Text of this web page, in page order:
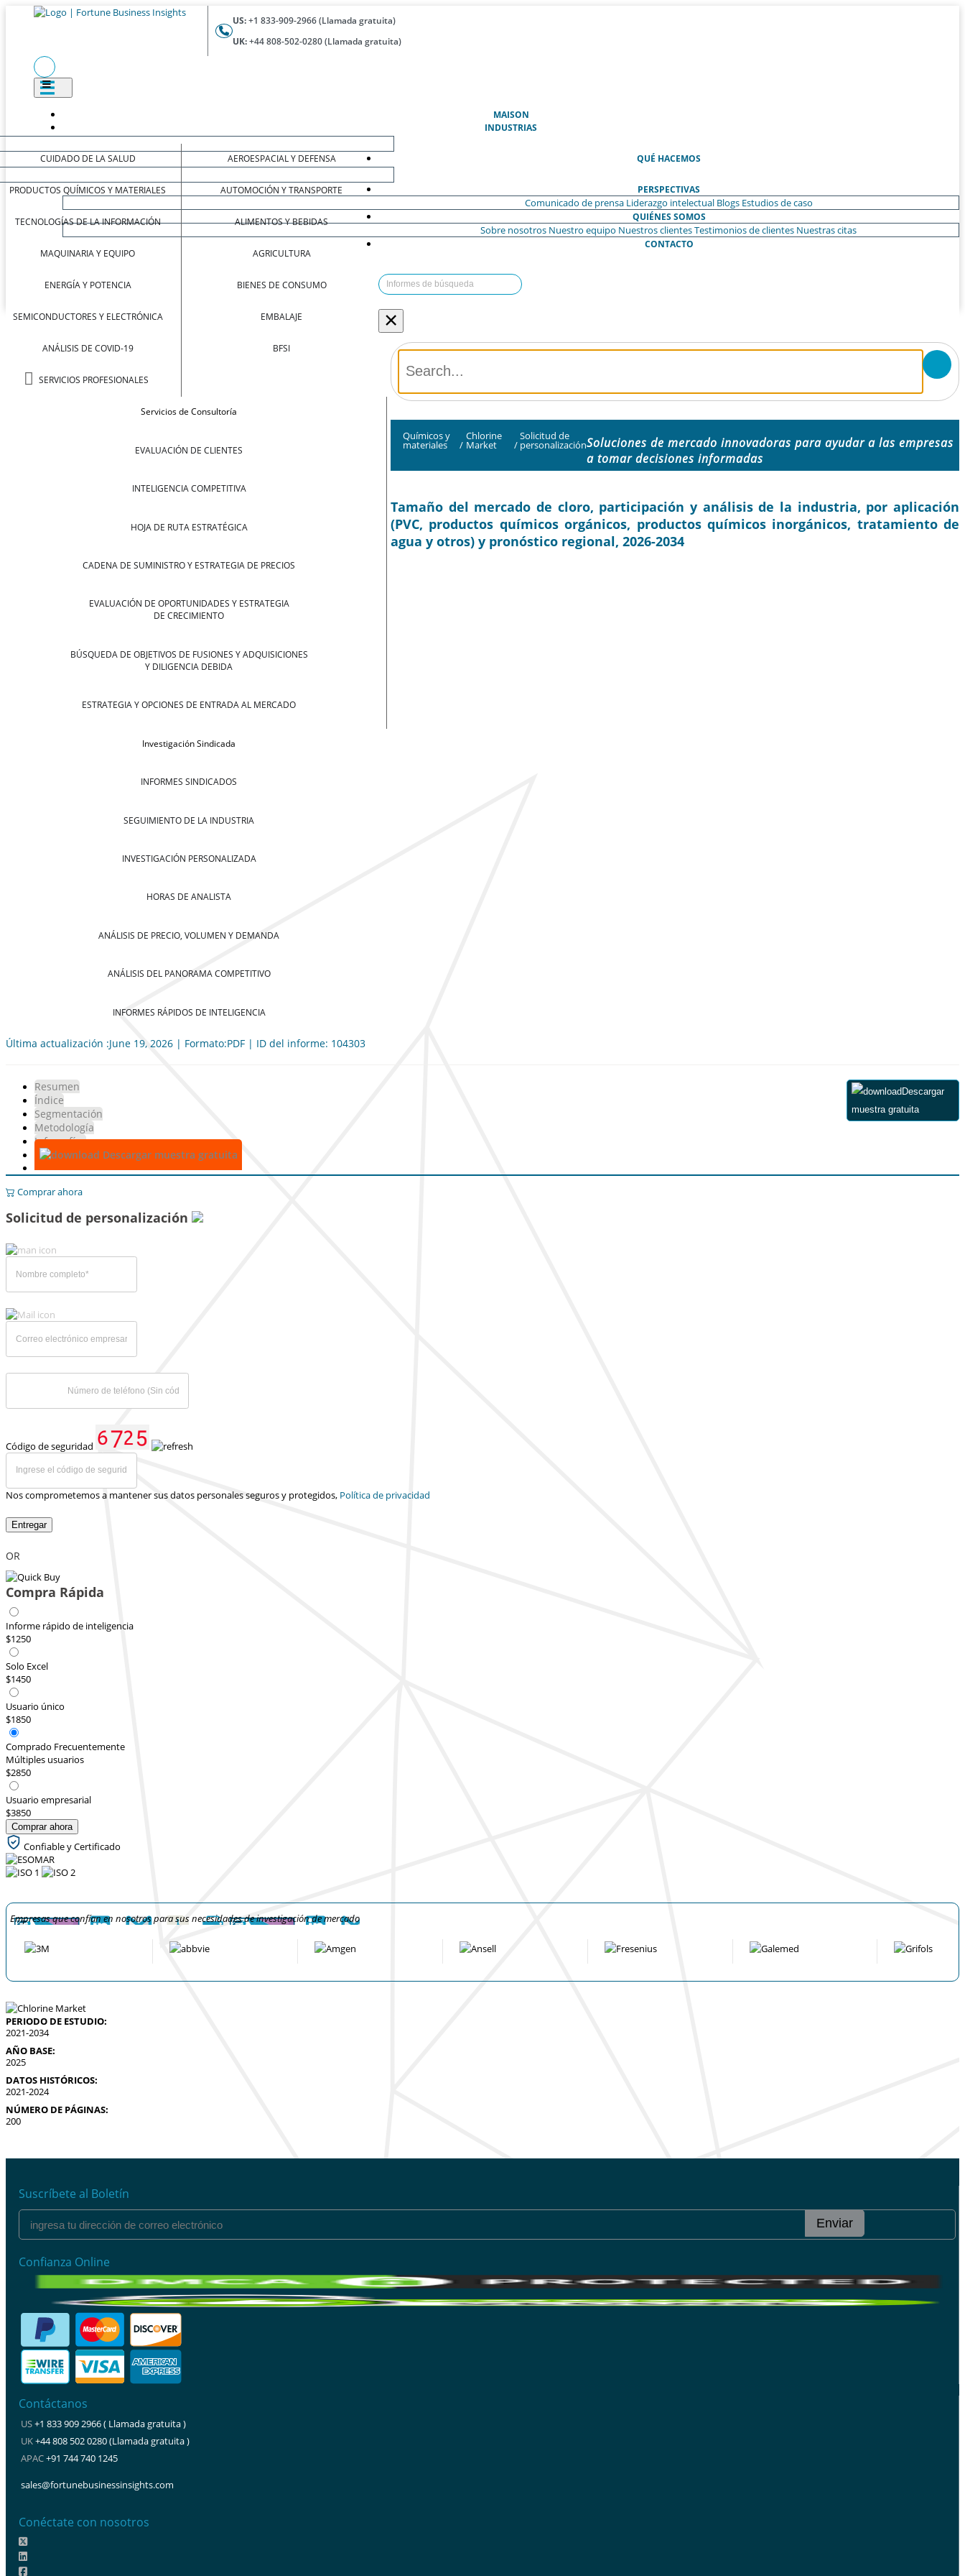
US:+1 833-909-2966 (Llamada gratuita)
UK:+44 808-502-0280 (Llamada gratuita)
MAISON(ACTUAL)
INDUSTRIAS
CUIDADO DE LA SALUD
PRODUCTOS QUÍMICOS Y MATERIALES
TECNOLOGÍAS DE LA INFORMACIÓN
MAQUINARIA Y EQUIPO
ENERGÍA Y POTENCIA
SEMICONDUCTORES Y ELECTRÓNICA
ANÁLISIS DE COVID-19
SERVICIOS PROFESIONALES
AEROESPACIAL Y DEFENSA
AUTOMOCIÓN Y TRANSPORTE
ALIMENTOS Y BEBIDAS
AGRICULTURA
BIENES DE CONSUMO
EMBALAJE
BFSI
QUÉ HACEMOS
Servicios de Consultoría
EVALUACIÓN DE CLIENTES
INTELIGENCIA COMPETITIVA
HOJA DE RUTA ESTRATÉGICA
CADENA DE SUMINISTRO Y ESTRATEGIA DE PRECIOS
EVALUACIÓN DE OPORTUNIDADES Y ESTRATEGIA
DE CRECIMIENTO
BÚSQUEDA DE OBJETIVOS DE FUSIONES Y ADQUISICIONES
Y DILIGENCIA DEBIDA
ESTRATEGIA Y OPCIONES DE ENTRADA AL MERCADO
Investigación Sindicada
INFORMES SINDICADOS
SEGUIMIENTO DE LA INDUSTRIA
INVESTIGACIÓN PERSONALIZADA
HORAS DE ANALISTA
ANÁLISIS DE PRECIO, VOLUMEN Y DEMANDA
ANÁLISIS DEL PANORAMA COMPETITIVO
INFORMES RÁPIDOS DE INTELIGENCIA
PERSPECTIVAS
Comunicado de prensa Liderazgo intelectual Blogs Estudios de caso
QUIÉNES SOMOS
Sobre nosotros Nuestro equipo Nuestros clientesTestimonios de clientes Nuestras citas
CONTACTO
×
Químicos y
materiales /
Chlorine
Market /
Solicitud de
personalizaciónSoluciones de mercado innovadoras para ayudar a las empresas
a tomar decisiones informadas
Tamaño del mercado de cloro, participación y análisis de la industria, por aplicación
(PVC, productos químicos orgánicos, productos químicos inorgánicos, tratamiento de
agua y otros) y pronóstico regional, 2026-2034
Última actualización :June 19, 2026 | Formato:PDF | ID del informe: 104303
Resumen
Índice
Segmentación
Metodología
Infografías
Descargar muestra gratuita
Descargar
muestra gratuita
Comprar ahora
Solicitud de personalización
Código de seguridad
Nos comprometemos a mantener sus datos personales seguros y protegidos, Política de privacidad
Entregar
OR
Compra Rápida
Informe rápido de inteligencia
$1250
Solo Excel
$1450
Usuario único
$1850
Comprado Frecuentemente
Múltiples usuarios
$2850
Usuario empresarial
$3850
Comprar ahora
Confiable y Certificado
Empresas que confían en nosotros para sus necesidades de investigación de mercado
PERIODO DE ESTUDIO:
2021-2034
AÑO BASE:
2025
DATOS HISTÓRICOS:
2021-2024
NÚMERO DE PÁGINAS:
200
Suscríbete al Boletín
Enviar
Confianza Online
Contáctanos
US+1 833 909 2966 ( Llamada gratuita )
UK+44 808 502 0280 (Llamada gratuita )
APAC+91 744 740 1245
sales@fortunebusinessinsights.com
Conéctate con nosotros